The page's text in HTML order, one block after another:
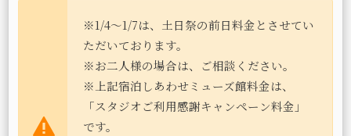
※1/4～1/7は、土日祭の前日料金とさせてい
ただいております。
※お二人様の場合は、ご相談ください。
※上記宿泊しあわせミューズ館料金は、
「スタジオご利用感謝キャンペーン料金」
です。